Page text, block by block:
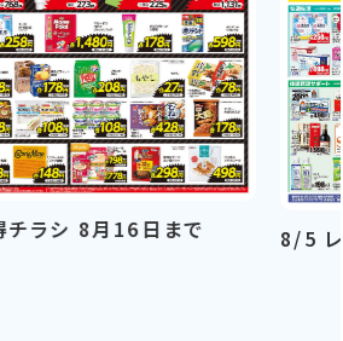
月16日まで 8/5 レギュラ